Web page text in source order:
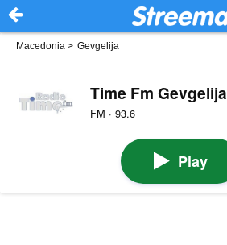
Macedonia > Gevgelija
Time Fm Gevgelija
FM · 93.6
Play